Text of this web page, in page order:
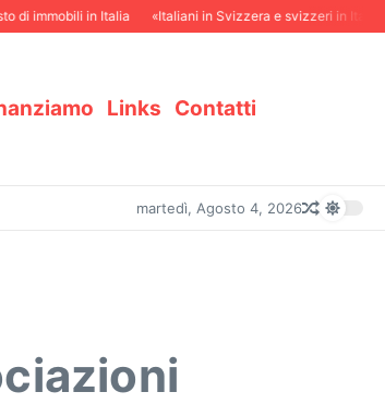
in Italia «Italiani in Svizzera e svizzeri in Italia – La
Links Contatti
martedì, Agosto 4, 2026